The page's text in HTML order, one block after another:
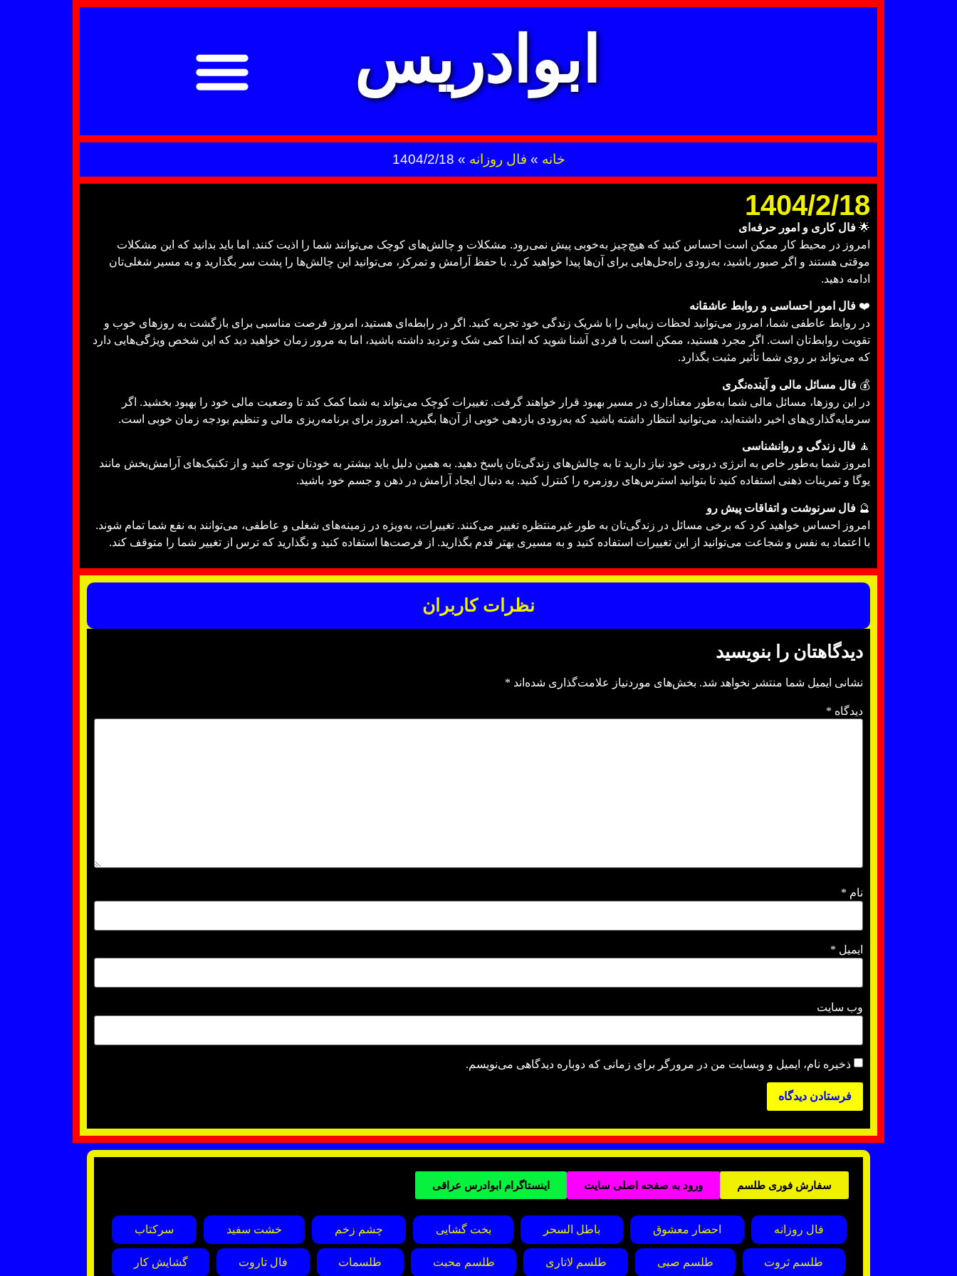
ابوادریس
خانه » فال روزانه »
1404/2/18
1404/2/18
🌟 فال کاری و امور حرفه‌ای
امروز در محیط کار ممکن است احساس کنید که هیچ‌چیز به‌خوبی پیش نمی‌رود. مشکلات و چالش‌های کوچک می‌توانند شما را اذیت کنند. اما باید بدانید که این مشکلات
موقتی هستند و اگر صبور باشید، به‌زودی راه‌حل‌هایی برای آن‌ها پیدا خواهید کرد. با حفظ آرامش و تمرکز، می‌توانید این چالش‌ها را پشت سر بگذارید و به مسیر شغلی‌تان
ادامه دهید.
❤️ فال امور احساسی و روابط عاشقانه
در روابط عاطفی شما، امروز می‌توانید لحظات زیبایی را با شریک زندگی خود تجربه کنید. اگر در رابطه‌ای هستید، امروز فرصت مناسبی برای بازگشت به روزهای خوب و
تقویت روابط‌تان است. اگر مجرد هستید، ممکن است با فردی آشنا شوید که ابتدا کمی شک و تردید داشته باشید، اما به مرور زمان خواهید دید که این شخص ویژگی‌هایی دارد
که می‌تواند بر روی شما تأثیر مثبت بگذارد.
💰 فال مسائل مالی و آینده‌نگری
در این روزها، مسائل مالی شما به‌طور معناداری در مسیر بهبود قرار خواهند گرفت. تغییرات کوچک می‌تواند به شما کمک کند تا وضعیت مالی خود را بهبود بخشید. اگر
سرمایه‌گذاری‌های اخیر داشته‌اید، می‌توانید انتظار داشته باشید که به‌زودی بازدهی خوبی از آن‌ها بگیرید. امروز برای برنامه‌ریزی مالی و تنظیم بودجه زمان خوبی است.
🧘 فال زندگی و روانشناسی
امروز شما به‌طور خاص به انرژی درونی خود نیاز دارید تا به چالش‌های زندگی‌تان پاسخ دهید. به همین دلیل باید بیشتر به خودتان توجه کنید و از تکنیک‌های آرامش‌بخش مانند
یوگا و تمرینات ذهنی استفاده کنید تا بتوانید استرس‌های روزمره را کنترل کنید. به دنبال ایجاد آرامش در ذهن و جسم خود باشید.
🔮 فال سرنوشت و اتفاقات پیش رو
امروز احساس خواهید کرد که برخی مسائل در زندگی‌تان به طور غیرمنتظره تغییر می‌کنند. تغییرات، به‌ویژه در زمینه‌های شغلی و عاطفی، می‌توانند به نفع شما تمام شوند.
با اعتماد به نفس و شجاعت می‌توانید از این تغییرات استفاده کنید و به مسیری بهتر قدم بگذارید. از فرصت‌ها استفاده کنید و نگذارید که ترس از تغییر شما را متوقف کند.
نظرات کاربران
دیدگاهتان را بنویسید
نشانی ایمیل شما منتشر نخواهد شد. بخش‌های موردنیاز علامت‌گذاری شده‌اند *
دیدگاه *
نام *
ایمیل *
وب‌ سایت
ذخیره نام، ایمیل و وبسایت من در مرورگر برای زمانی که دوباره دیدگاهی می‌نویسم.
سفارش فوری طلسم ورود به صفحه اصلی سایت اینستاگرام ابوادرس عراقی
فال روزانه احضار معشوق باطل السحر بخت گشایی چشم زخم خشت سفید سرکتاب
طلسم ثروت طلسم صبی طلسم لاتاری طلسم محبت طلسمات فال تاروت گشایش کار